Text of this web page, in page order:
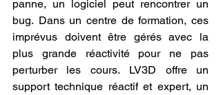
panne, un logiciel peut rencontrer un
bug. Dans un centre de formation, ces
imprévus doivent être gérés avec la
plus grande réactivité pour ne pas
perturber les cours. LV3D offre un
support technique réactif et expert, un